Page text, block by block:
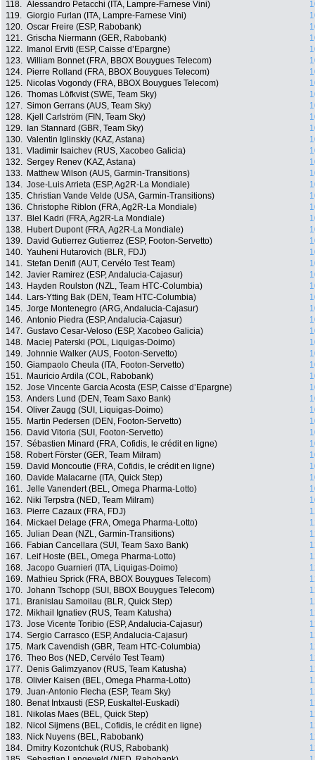
118. Alessandro Petacchi (ITA, Lampre-Farnese Vini)
119. Giorgio Furlan (ITA, Lampre-Farnese Vini)
120. Oscar Freire (ESP, Rabobank)
121. Grischa Niermann (GER, Rabobank)
122.
Imanol Erviti (ESP, Caisse d’Epargne)
123. William Bonnet (FRA, BBOX Bouygues Telecom)
124.
Pierre Rolland (FRA, BBOX Bouygues Telecom)
125.
Nicolas Vogondy (FRA, BBOX Bouygues Telecom)
126. Thomas Löfkvist (SWE, Team Sky)
127. Simon Gerrans (AUS, Team Sky)
128.
Kjell Carlström (FIN, Team Sky)
129.
Ian Stannard (GBR, Team Sky)
130. Valentin Iglinskiy (KAZ, Astana)
131. Vladimir Isaichev (RUS, Xacobeo Galicia)
132. Sergey Renev (KAZ, Astana)
133.
Matthew Wilson (AUS, Garmin-Transitions)
134. Jose-Luis Arrieta (ESP, Ag2R-La Mondiale)
135. Christian Vande Velde (USA, Garmin-Transitions)
136. Christophe Riblon (FRA, Ag2R-La Mondiale)
137.
Blel Kadri (FRA, Ag2R-La Mondiale)
138.
Hubert Dupont (FRA, Ag2R-La Mondiale)
139.
David Gutierrez Gutierrez (ESP, Footon-Servetto)
140. Yauheni Hutarovich (BLR, FDJ)
141. Stefan Denifl (AUT, Cervélo Test Team)
142. Javier Ramirez (ESP, Andalucia-Cajasur)
143.
Hayden Roulston (NZL, Team HTC-Columbia)
144.
Lars-Ytting Bak (DEN, Team HTC-Columbia)
145. Jorge Montenegro (ARG, Andalucia-Cajasur)
146. Antonio Piedra (ESP, Andalucia-Cajasur)
147. Gustavo Cesar-Veloso (ESP, Xacobeo Galicia)
148.
Maciej Paterski (POL, Liquigas-Doimo)
149. Johnnie Walker (AUS, Footon-Servetto)
150. Giampaolo Cheula (ITA, Footon-Servetto)
151.
Mauricio Ardila (COL, Rabobank)
152. Jose Vincente Garcia Acosta (ESP, Caisse d’Epargne)
153. Anders Lund (DEN, Team Saxo Bank)
154. Oliver Zaugg (SUI, Liquigas-Doimo)
155.
Martin Pedersen (DEN, Footon-Servetto)
156.
David Vitoria (SUI, Footon-Servetto)
157. Sébastien Minard (FRA, Cofidis, le crédit en ligne)
158.
Robert Förster (GER, Team Milram)
159.
David Moncoutie (FRA, Cofidis, le crédit en ligne)
160.
Davide Malacarne (ITA, Quick Step)
161. Jelle Vanendert (BEL, Omega Pharma-Lotto)
162.
Niki Terpstra (NED, Team Milram)
163.
Pierre Cazaux (FRA, FDJ)
164.
Mickael Delage (FRA, Omega Pharma-Lotto)
165. Julian Dean (NZL, Garmin-Transitions)
166.
Fabian Cancellara (SUI, Team Saxo Bank)
167.
Leif Hoste (BEL, Omega Pharma-Lotto)
168. Jacopo Guarnieri (ITA, Liquigas-Doimo)
169.
Mathieu Sprick (FRA, BBOX Bouygues Telecom)
170. Johann Tschopp (SUI, BBOX Bouygues Telecom)
171.
Branislau Samoilau (BLR, Quick Step)
172.
Mikhail Ignatiev (RUS, Team Katusha)
173. Jose Vicente Toribio (ESP, Andalucia-Cajasur)
174. Sergio Carrasco (ESP, Andalucia-Cajasur)
175.
Mark Cavendish (GBR, Team HTC-Columbia)
176. Theo Bos (NED, Cervélo Test Team)
177.
Denis Galimzyanov (RUS, Team Katusha)
178. Olivier Kaisen (BEL, Omega Pharma-Lotto)
179. Juan-Antonio Flecha (ESP, Team Sky)
180.
Benat Intxausti (ESP, Euskaltel-Euskadi)
181.
Nikolas Maes (BEL, Quick Step)
182.
Nicol Sijmens (BEL, Cofidis, le crédit en ligne)
183.
Nick Nuyens (BEL, Rabobank)
184.
Dmitry Kozontchuk (RUS, Rabobank)